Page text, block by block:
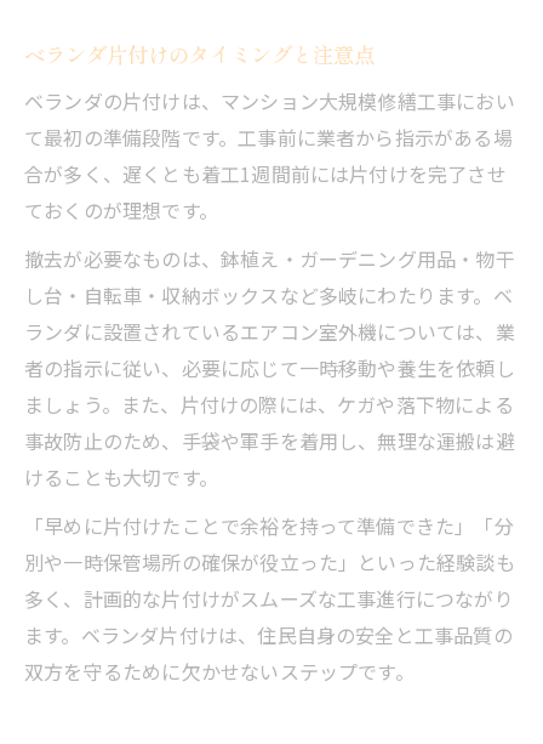
ベランダ片付けのタイミングと注意点
ベランダの片付けは、マンション大規模修繕工事におい
て最初の準備段階です。工事前に業者から指示がある場
合が多く、遅くとも着工1週間前には片付けを完了させ
ておくのが理想です。
撤去が必要なものは、鉢植え・ガーデニング用品・物干
し台・自転車・収納ボックスなど多岐にわたります。ベ
ランダに設置されているエアコン室外機については、業
者の指示に従い、必要に応じて一時移動や養生を依頼し
ましょう。また、片付けの際には、ケガや落下物による
事故防止のため、手袋や軍手を着用し、無理な運搬は避
けることも大切です。
「早めに片付けたことで余裕を持って準備できた」「分
別や一時保管場所の確保が役立った」といった経験談も
多く、計画的な片付けがスムーズな工事進行につながり
ます。ベランダ片付けは、住民自身の安全と工事品質の
双方を守るために欠かせないステップです。